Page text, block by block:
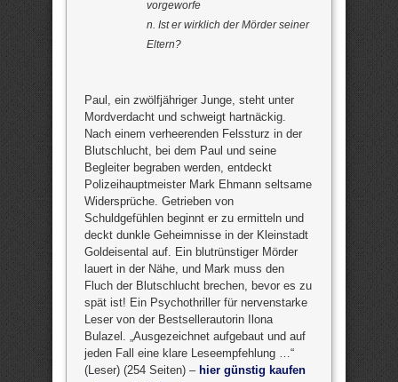
vorgeworfe
n. Ist er wirklich der Mörder seiner
Eltern?
Paul, ein zwölfjähriger Junge, steht unter
Mordverdacht und schweigt hartnäckig.
Nach einem verheerenden Felssturz in der
Blutschlucht, bei dem Paul und seine
Begleiter begraben werden, entdeckt
Polizeihauptmeister Mark Ehmann seltsame
Widersprüche. Getrieben von
Schuldgefühlen beginnt er zu ermitteln und
deckt dunkle Geheimnisse in der Kleinstadt
Goldeisental auf. Ein blutrünstiger Mörder
lauert in der Nähe, und Mark muss den
Fluch der Blutschlucht brechen, bevor es zu
spät ist! Ein Psychothriller für nervenstarke
Leser von der Bestsellerautorin Ilona
Bulazel. „Ausgezeichnet aufgebaut und auf
jeden Fall eine klare Leseempfehlung …“
(Leser) (254 Seiten) – hier günstig kaufen